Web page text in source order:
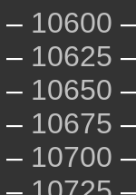
– 10600
– 10625
– 10650
– 10675
– 10700